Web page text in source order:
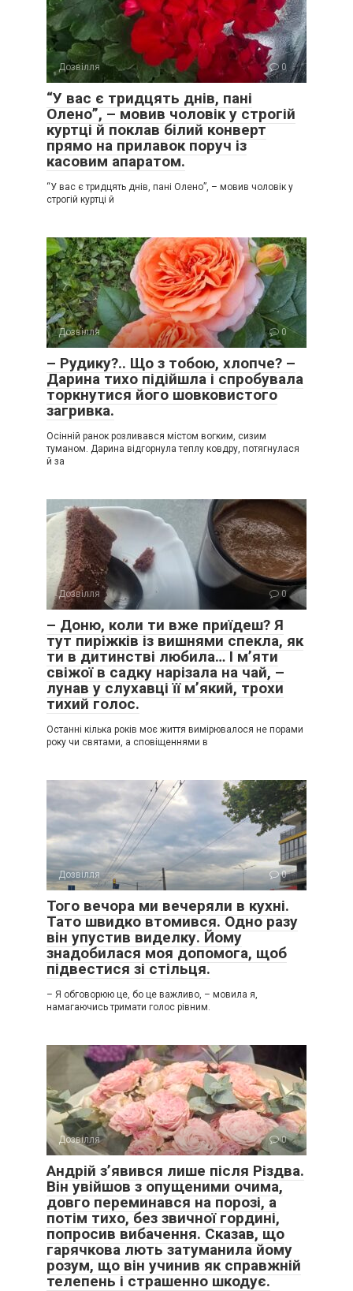
Дозвілля 0
“У вас є тридцять днів, пані
Олено”, – мовив чоловік у строгій
куртці й поклав білий конверт
прямо на прилавок поруч із
касовим апаратом.
“У вас є тридцять днів, пані Олено”, – мовив чоловік у
строгій куртці й
Дозвілля 0
– Рудику?.. Що з тобою, хлопче? –
Дарина тихо підійшла і спробувала
торкнутися його шовковистого
загривка.
Осінній ранок розливався містом вогким, сизим
туманом. Дарина відгорнула теплу ковдру, потягнулася
й за
Дозвілля 0
– Доню, коли ти вже приїдеш? Я
тут пиріжків із вишнями спекла, як
ти в дитинстві любила… І м’яти
свіжої в садку нарізала на чай, –
лунав у слухавці її м’який, трохи
тихий голос.
Останні кілька років моє життя вимірювалося не порами
року чи святами, а сповіщеннями в
Дозвілля 0
Того вечора ми вечеряли в кухні.
Тато швидко втомився. Одно разу
він упустив виделку. Йому
знадобилася моя допомога, щоб
підвестися зі стільця.
– Я обговорюю це, бо це важливо, – мовила я,
намагаючись тримати голос рівним.
Дозвілля 0
Андрій з’явився лише після Різдва.
Він увійшов з опущеними очима,
довго переминався на порозі, а
потім тихо, без звичної гордині,
попросив вибачення. Сказав, що
гарячкова лють затуманила йому
розум, що він учинив як справжній
телепень і страшенно шкодує.